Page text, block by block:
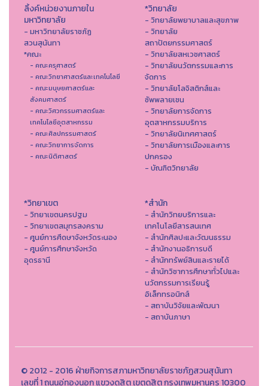
ลิ้งค์หน่วยงานภายใน
มหาวิทยาลัย
- มหาวิทยาลัยราชภัฏ
สวนสุนันทา
*คณะ
- คณะครุศาสตร์
- คณะวิทยาศาสตร์และเทคโนโลยี
- คณะมนุษยศาสตร์และ
สังคมศาสตร์
- คณะวิศวกรรมศาสตร์และ
เทคโนโลยีอุตสาหกรรม
- คณะศิลปกรรมศาสตร์
- คณะวิทยาการจัดการ
- คณะนิติศาสตร์
*วิทยาลัย
- วิทยาลัยพยาบาลและสุขภาพ
- วิทยาลัย
สถาปัตยกรรมศาสตร์
- วิทยาลัยสหเวชศาสตร์
- วิทยาลัยนวัตกรรมและการ
จัดการ
- วิทยาลัยโลจิสติกส์และ
ซัพพลายเชน
- วิทยาลัยการจัดการ
อุตสาหกรรมบริการ
- วิทยาลัยนิเทศศาสตร์
- วิทยาลัยการเมืองและการ
ปกครอง
- บัณฑิตวิทยาลัย
*วิทยาเขต
- วิทยาเขตนครปฐม
- วิทยาเขตสมุทรสงคราม
- ศูนย์การศึดษาจังหวัดระนอง
- ศูนย์การศึกษาจังหวัด
อุดรธานี
*สำนัก
- สำนักวิทยบริการและ
เทคโนโลยีสารสนเทศ
- สํานักศิลปะและวัฒนธรรม
- สำนักงานอธิการบดี
- สำนักทรัพย์สินและรายได้
- สำนักวิชาการศึกษาทั่วไปและ
นวัตกรรมการเรียนรู้
อิเล็กทรอนิกส์
- สถาบันวิจัยและพัฒนา
- สถาบันภาษา
© 2012 - 2016 ฝ่ายกิจการสภามหาวิทยาลัยราชภัฏสวนสุนันทา
เลขที่ 1 ถนนอู่ทองนอก แขวงดุสิต เขตดุสิต กรุงเทพมหานคร 10300